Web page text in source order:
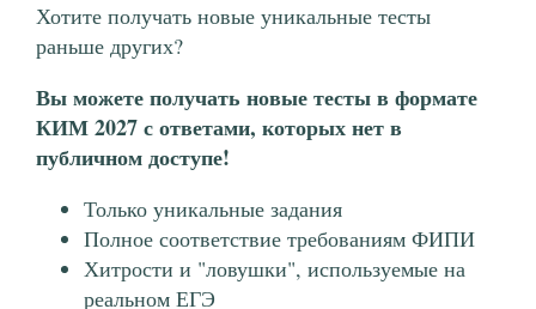
Хотите получать новые уникальные тесты
раньше других?
Вы можете получать новые тесты в формате
КИМ 2027 с ответами, которых нет в
публичном доступе!
Только уникальные задания
Полное соответствие требованиям ФИПИ
Хитрости и "ловушки", используемые на
реальном ЕГЭ